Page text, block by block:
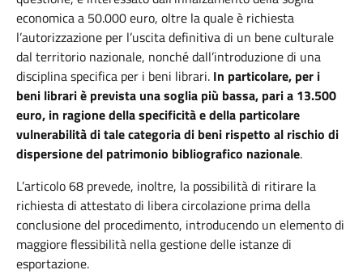
economica a 50.000 euro, oltre la quale è richiesta
l’autorizzazione per l’uscita definitiva di un bene culturale
dal territorio nazionale, nonché dall’introduzione di una
disciplina specifica per i beni librari. In particolare, per i
beni librari è prevista una soglia più bassa, pari a 13.500
euro, in ragione della specificità e della particolare
vulnerabilità di tale categoria di beni rispetto al rischio di
dispersione del patrimonio bibliografico nazionale.
L’articolo 68 prevede, inoltre, la possibilità di ritirare la
richiesta di attestato di libera circolazione prima della
conclusione del procedimento, introducendo un elemento di
maggiore flessibilità nella gestione delle istanze di
esportazione.